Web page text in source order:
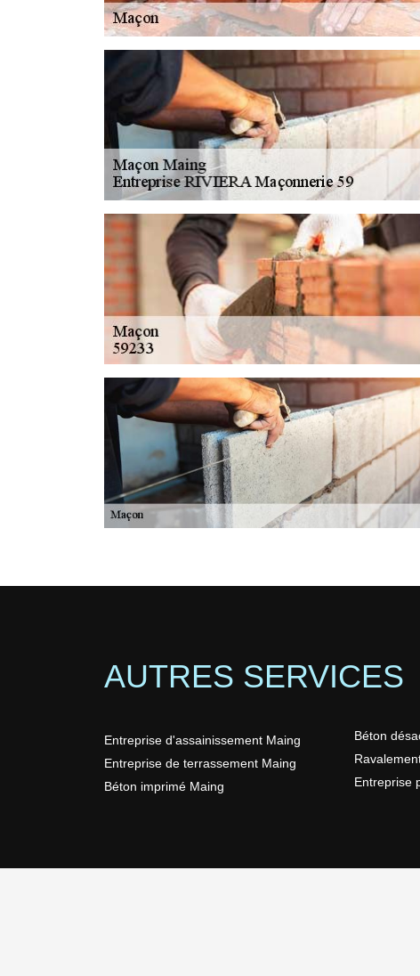
AUTRES SERVICES
Entreprise d'assainissement Maing
Entreprise de terrassement Maing
Béton imprimé Maing
Béton
Entreprise